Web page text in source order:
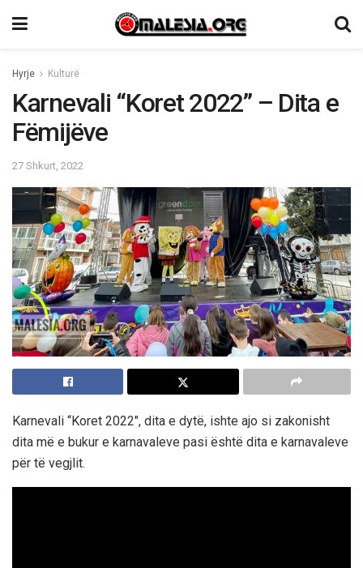
Hyrje Kulturë
Karnevali “Koret 2022” – Dita e
Fëmijëve
27 Shkurt, 2022
Karnevali “Koret 2022″, dita e dytë, ishte ajo si zakonisht
dita më e bukur e karnavaleve pasi është dita e karnavaleve
për të vegjlit.